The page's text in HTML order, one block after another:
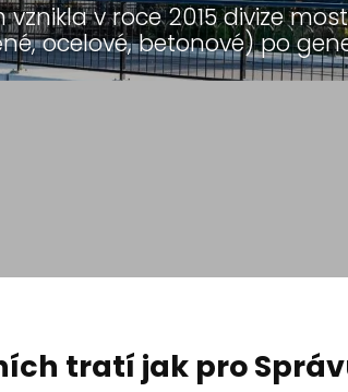
v roce 2015 divize
ocelové, betonové) po
tratí jak pro